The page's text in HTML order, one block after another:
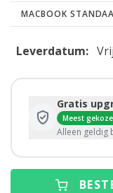
MACBOOK
Leverdatum:
Gratis
Meest
Alleen geldig